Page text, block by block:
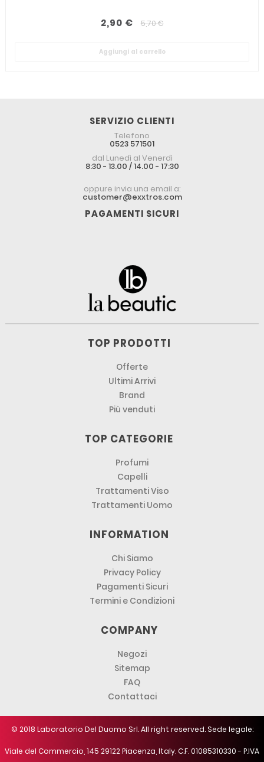
2,90 € 5,70 €
Aggiungi al carrello
SERVIZIO CLIENTI
Telefono
0523 571501
dal Lunedì al Venerdì
8:30 - 13.00 / 14.00 - 17:30
oppure invia una email a:
customer@exxtros.com
PAGAMENTI SICURI
TOP PRODOTTI
Offerte
Ultimi Arrivi
Brand
Più venduti
TOP CATEGORIE
Profumi
Capelli
Trattamenti Viso
Trattamenti Uomo
INFORMATION
Chi Siamo
Privacy Policy
Pagamenti Sicuri
Termini e Condizioni
COMPANY
Negozi
Sitemap
FAQ
Contattaci
© 2018 Laboratorio Del Duomo Srl. All right reserved. Sede legale:
Viale del Commercio, 145 29122 Piacenza, Italy. C.F. 01085310330 - P.IVA